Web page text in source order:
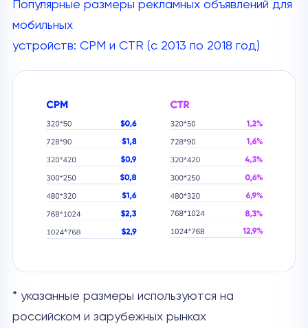
Популярные размеры рекламных объявлений для
мобильных
устройств: CPM и CTR (с 2013 по 2018 год)
* указанные размеры используются на
российском и зарубежных рынках